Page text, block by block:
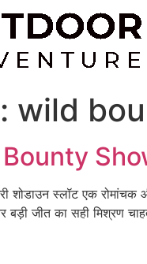
wild
शोडाउन स्लॉट एक
बड़ी जीत का सही मिश्रण